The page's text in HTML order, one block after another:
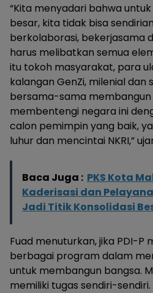
“Kita menyadari bahwa
besar, kita tidak bisa
berkolaborasi, bekerjasama
harus melibatkan semua
itu tokoh masyarakat, para
kalangan GenZi, milenial dan
bersama-sama membangun
membentengi negara ini
calon pemimpin yang baik,
luhur dan mencintai NKRI,”
Baca Juga : PKS Kota
Kaderisasi dan
Jadi Titik Konsolidasi
Fuad menuturkan, jika PDI-P
berbagai program dalam
untuk membangun bangsa.
memiliki tugas sendiri-sendiri.